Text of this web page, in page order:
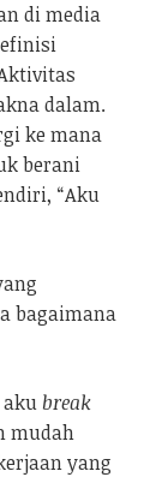
di media
dalam.
ke mana
berani
“Aku
bagaimana
break
mudah
yang